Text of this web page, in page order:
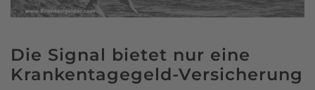
Die Signal bietet nur eine
Krankentagegeld-Versicherung